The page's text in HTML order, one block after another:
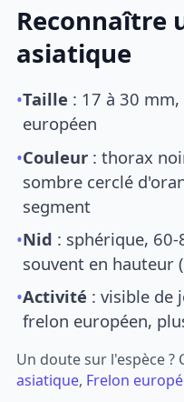
Reconnaître
asiatique
•Taille : 17 à 30
européen
•Couleur : thorax
sombre cerclé
segment
•Nid : sphérique,
souvent en hauteur
•Activité : visible de
frelon européen,
Un doute sur l'espèce ?
asiatique, Frelon